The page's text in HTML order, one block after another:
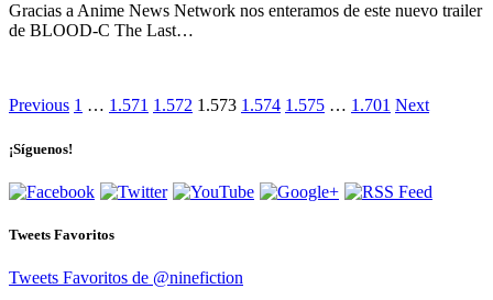
Gracias a Anime News Network nos enteramos de este nuevo trailer
de BLOOD-C The Last…
Previous 1 … 1.571 1.572 1.573 1.574 1.575 … 1.701 Next
¡Síguenos!
Tweets Favoritos
Tweets Favoritos de @ninefiction